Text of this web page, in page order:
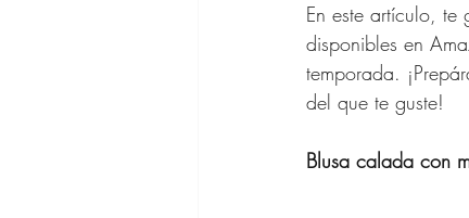
Asesora
Outfits
En este artículo, te
disponibles en
temporada.
del que te guste!
Blusa calada con